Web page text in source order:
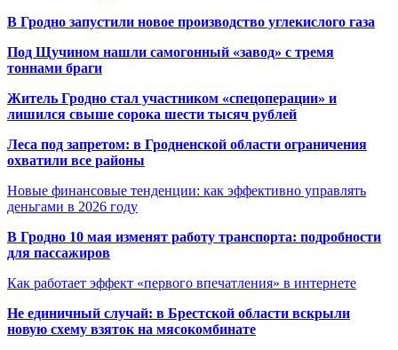
В Гродно запустили новое производство углекислого газа
Под Щучином нашли самогонный «завод» с тремя
тоннами браги
Житель Гродно стал участником «спецоперации» и
лишился свыше сорока шести тысяч рублей
Леса под запретом: в Гродненской области ограничения
охватили все районы
Новые финансовые тенденции: как эффективно управлять
деньгами в 2026 году
В Гродно 10 мая изменят работу транспорта: подробности
для пассажиров
Как работает эффект «первого впечатления» в интернете
Не единичный случай: в Брестской области вскрыли
новую схему взяток на мясокомбинате